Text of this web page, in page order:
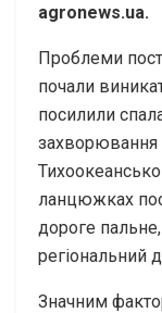
agronews.ua.
Проблеми
почали
посилили
захворювання
ланцюжках
дороге
регіональний
Значним